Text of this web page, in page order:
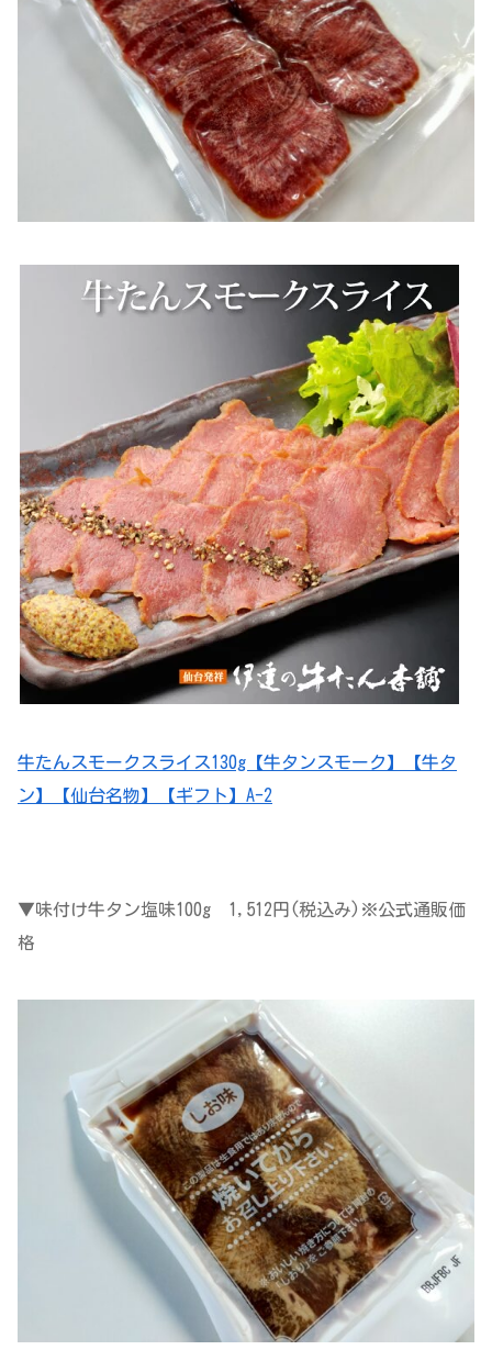
牛たんスモークスライス130g【牛タンスモーク】【牛タ
ン】【仙台名物】【ギフト】A-2
▼味付け牛タン塩味100g 1,512円(税込み)※公式通販価
格